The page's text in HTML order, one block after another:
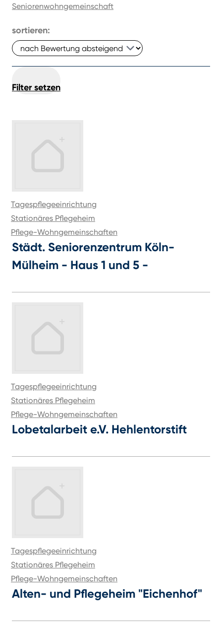
Seniorenwohngemeinschaft
sortieren:
Filter setzen
Tagespflegeeinrichtung
Stationäres Pflegeheim
Pflege-Wohngemeinschaften
Städt. Seniorenzentrum Köln-
Mülheim - Haus 1 und 5 -
Tagespflegeeinrichtung
Stationäres Pflegeheim
Pflege-Wohngemeinschaften
Lobetalarbeit e.V. Hehlentorstift
Tagespflegeeinrichtung
Stationäres Pflegeheim
Pflege-Wohngemeinschaften
Alten- und Pflegeheim "Eichenhof"